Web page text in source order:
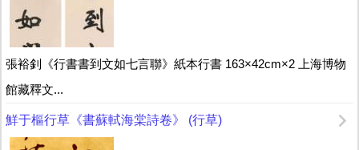
張裕釗《行書書到文如七言聯》紙本行書 163×42cm×2 上海博物
館藏釋文...
鮮于樞行草《書蘇軾海棠詩卷》 (行草)